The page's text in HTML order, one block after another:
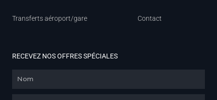
Transferts aéroport/gare Contact
RECEVEZ NOS OFFRES SPÉCIALES